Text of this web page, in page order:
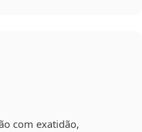
com exatidão,